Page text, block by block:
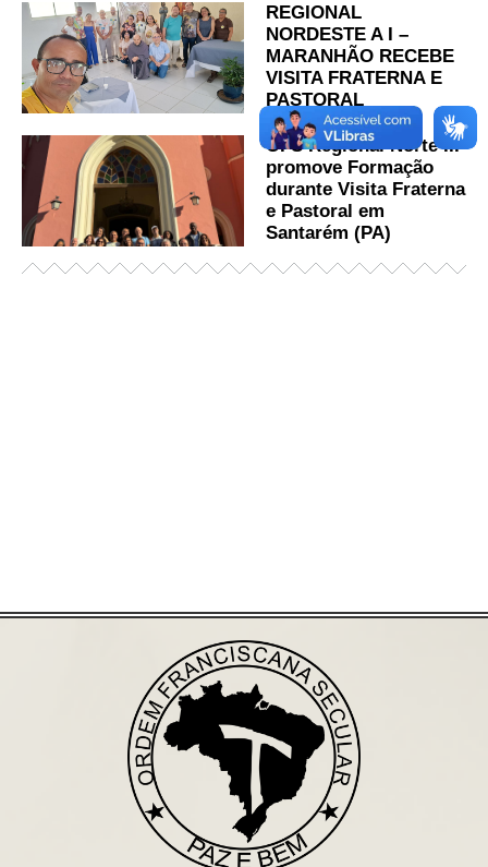
REGIONAL
NORDESTE A I –
MARANHÃO RECEBE
VISITA FRATERNA E
PASTORAL
OFS Regional Norte III
promove Formação
durante Visita Fraterna
e Pastoral em
Santarém (PA)